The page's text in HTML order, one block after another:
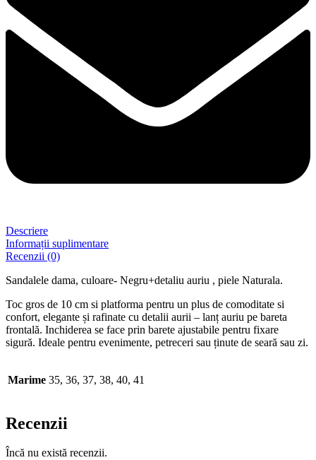
Descriere
Informații suplimentare
Recenzii (0)
Sandalele dama, culoare- Negru+detaliu auriu , piele Naturala.
Toc gros de 10 cm si platforma pentru un plus de comoditate si
confort, elegante și rafinate cu detalii aurii – lanț auriu pe bareta
frontală. Inchiderea se face prin barete ajustabile pentru fixare
sigură. Ideale pentru evenimente, petreceri sau ținute de seară sau zi.
Marime 35, 36, 37, 38, 40, 41
Recenzii
Încă nu există recenzii.